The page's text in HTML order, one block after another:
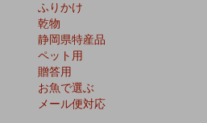
ふりかけ
乾物
静岡県特産品
ペット用
贈答用
お魚で選ぶ
メール便対応